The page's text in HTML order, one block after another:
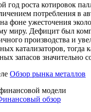
год роста котировок
потребления в
фоне ужесточения
миру. Дефицит был
производства и
катализаторов, тогда
запасов значительно
Обзор рынка металлов
модели
обзор